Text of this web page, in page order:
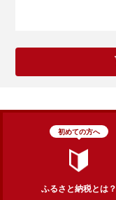
初めての方へ
ふるさと納税とは？